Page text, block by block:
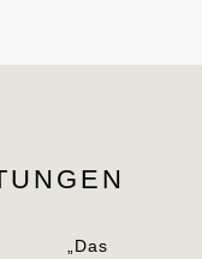
„Das